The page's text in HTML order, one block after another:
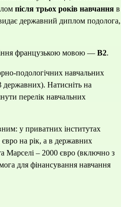
після трьох років навчання в
державний диплом подолога,
французькою мовою — B2.
подологічних навчальних
державних). Натисніть на
перелік навчальних
у приватних інститутах
на рік, а в державних
Марселі – 2000 євро (включно з
для фінансування навчання